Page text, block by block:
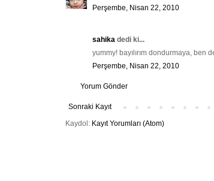
Perşembe, Nisan 22, 2010
sahika dedi ki...
yummy! bayılırım dondurmaya, ben
Perşembe, Nisan 22, 2010
Yorum Gönder
Sonraki Kayıt
Kaydol: Kayıt Yorumları (Atom)